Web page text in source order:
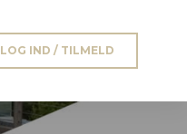
LOG IND / TILMELD